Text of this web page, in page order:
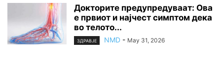
Докторите предупредуваат: Ова
е првиот и најчест симптом дека
во телото...
ЗДРАВЈЕ NMD - May 31, 2026